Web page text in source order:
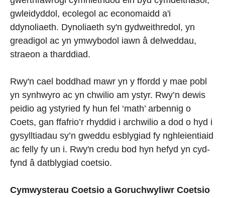
gwleidyddol, ecolegol ac economaidd a'i
ddynoliaeth. Dynoliaeth sy'n gydweithredol, yn
greadigol ac yn ymwybodol iawn â delweddau,
straeon a tharddiad.
Rwy'n cael boddhad mawr yn y ffordd y mae pobl
yn synhwyro ac yn chwilio am ystyr. Rwy’n dewis
peidio ag ystyried fy hun fel ‘math’ arbennig o
Coets, gan ffafrio’r rhyddid i archwilio a dod o hyd i
gysylltiadau sy’n gweddu esblygiad fy nghleientiaid
ac felly fy un i. Rwy'n credu bod hyn hefyd yn cyd-
fynd â datblygiad coetsio.
Cymwysterau Coetsio a Goruchwyliwr Coetsio